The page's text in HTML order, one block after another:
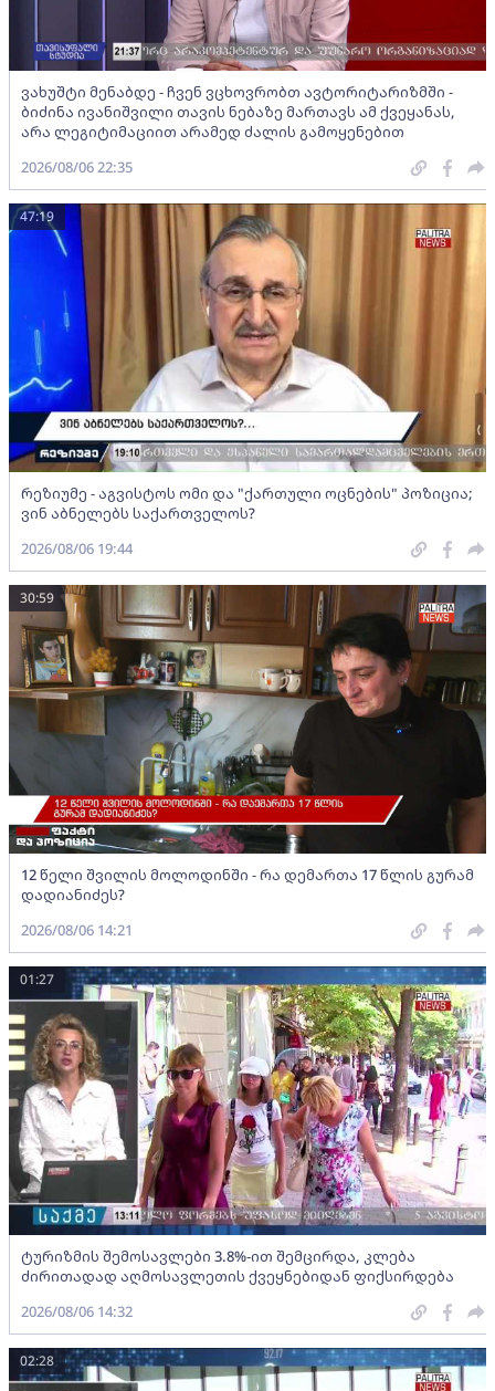
ვახუშტი მენაბდე - ჩვენ ვცხოვრობთ ავტორიტარიზმში -
ბიძინა ივანიშვილი თავის ნებაზე მართავს ამ ქვეყანას,
არა ლეგიტიმაციით არამედ ძალის გამოყენებით
2026/08/06 22:35
რეზიუმე - აგვისტოს ომი და "ქართული ოცნების" პოზიცია;
ვინ აბნელებს საქართველოს?
47:19
2026/08/06 19:44
12 წელი შვილის მოლოდინში - რა დემართა 17 წლის გურამ
დადიანიძეს?
30:59
2026/08/06 14:21
ტურიზმის შემოსავლები 3.8%-ით შემცირდა, კლება
ძირითადად აღმოსავლეთის ქვეყნებიდან ფიქსირდება
01:27
2026/08/06 14:32
02:28